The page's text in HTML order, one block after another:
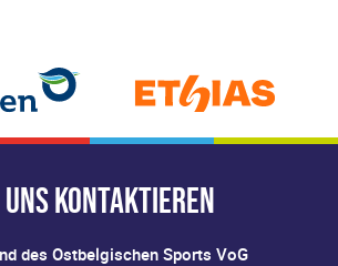
Uns kontaktieren
des Ostbelgischen Sports VoG